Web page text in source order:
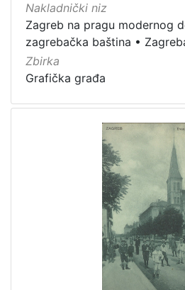
Nakladnički niz
Zagreb na pragu modernog
zagrebačka baština •
Zbirka
Grafička građa